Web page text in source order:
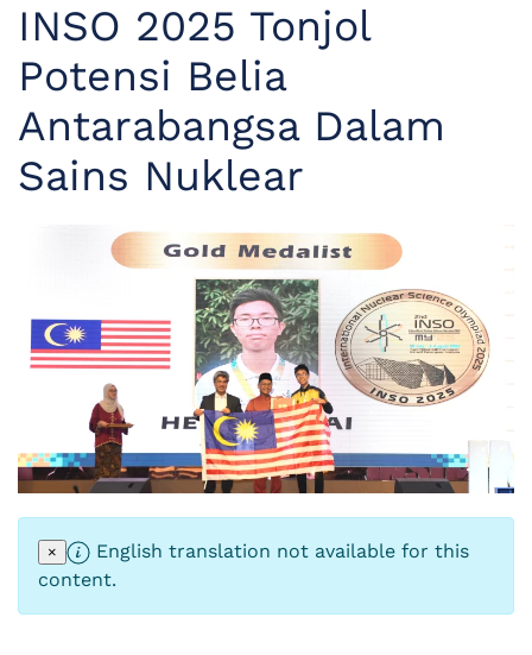
INSO 2025 Tonjol
Potensi Belia
Antarabangsa Dalam
Sains Nuklear
×
English translation not available for this
content.